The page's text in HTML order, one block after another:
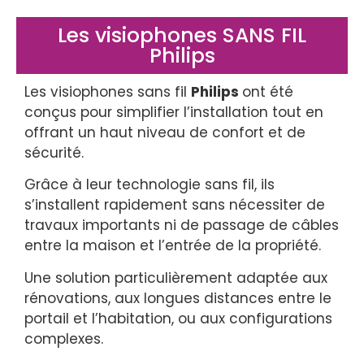
Les visiophones SANS FIL
Philips
Les visiophones sans fil Philips ont été
conçus pour simplifier l’installation tout en
offrant un haut niveau de confort et de
sécurité.
Grâce à leur technologie sans fil, ils
s’installent rapidement sans nécessiter de
travaux importants ni de passage de câbles
entre la maison et l’entrée de la propriété.
Une solution particulièrement adaptée aux
rénovations, aux longues distances entre le
portail et l’habitation, ou aux configurations
complexes.